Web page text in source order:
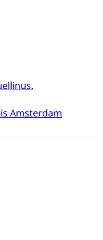
Amsterdam